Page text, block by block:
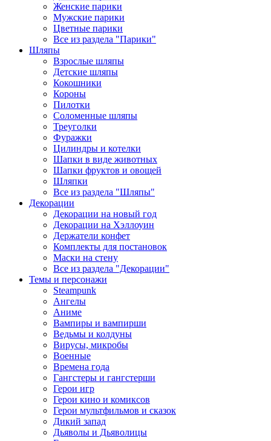
Женские парики
Мужские парики
Цветные парики
Все из раздела "Парики"
Шляпы
Взрослые шляпы
Детские шляпы
Кокошники
Короны
Пилотки
Соломенные шляпы
Треуголки
Фуражки
Цилиндры и котелки
Шапки в виде животных
Шапки фруктов и овощей
Шляпки
Все из раздела "Шляпы"
Декорации
Декорации на новый год
Декорации на Хэллоуин
Держатели конфет
Комплекты для постановок
Маски на стену
Все из раздела "Декорации"
Темы и персонажи
Steampunk
Ангелы
Аниме
Вампиры и вампирши
Ведьмы и колдуны
Вирусы, микробы
Военные
Времена года
Гангстеры и гангстерши
Герои игр
Герои кино и комиксов
Герои мультфильмов и сказок
Дикий запад
Дьяволы и Дьяволицы